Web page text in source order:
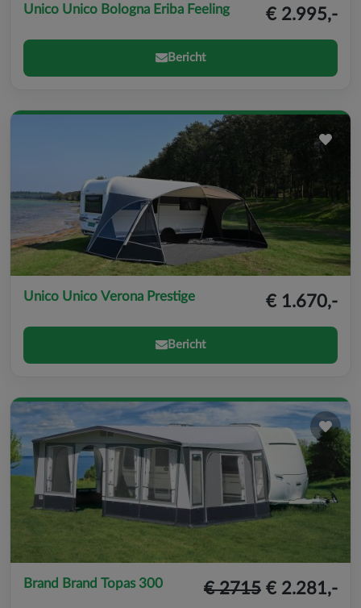
Unico Unico Bologna Eriba Feeling € 2.995,-
Bericht
Unico Unico Verona Prestige € 1.670,-
Bericht
Brand Brand Topas 300 € 2715 € 2.281,-